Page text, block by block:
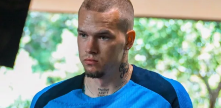
ЧС-2026
ФУТЗАЛ
ІНШІ
БУКМЕКЕРИ